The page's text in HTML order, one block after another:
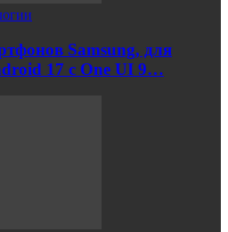
Samsung, для
17 с One UI 9…